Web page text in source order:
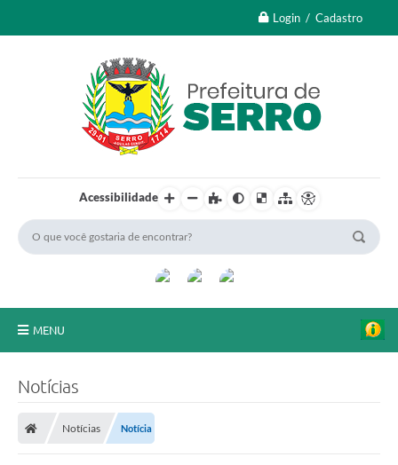
Login / Cadastro
Acessibilidade
MENU
Transparência Pública
Notícias
Notícias Notícia